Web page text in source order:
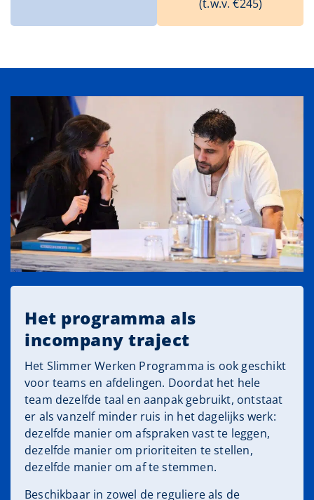
(t.w.v. €245)
Het programma als
incompany traject
Het Slimmer Werken Programma is ook geschikt
voor teams en afdelingen. Doordat het hele
team dezelfde taal en aanpak gebruikt, ontstaat
er als vanzelf minder ruis in het dagelijks werk:
dezelfde manier om afspraken vast te leggen,
dezelfde manier om prioriteiten te stellen,
dezelfde manier om af te stemmen.
Beschikbaar in zowel de reguliere als de